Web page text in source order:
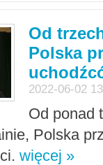
Od
Polska
2022-06-02
Od ponad
Polska
więcej »